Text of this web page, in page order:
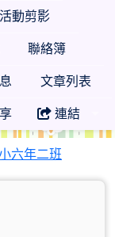
活動剪影
聯絡簿
文章列表
連結